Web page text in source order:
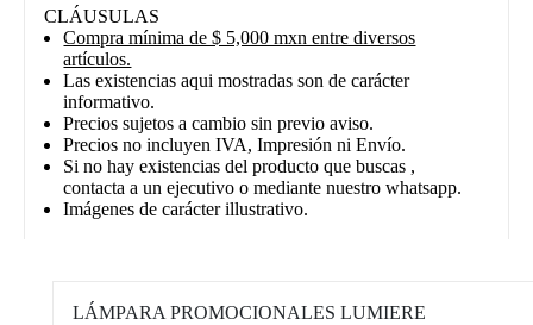
CLÁUSULAS
Compra mínima de $ 5,000 mxn entre diversos
artículos.
Las existencias aqui mostradas son de carácter
informativo.
Precios sujetos a cambio sin previo aviso.
Precios no incluyen IVA, Impresión ni Envío.
Si no hay existencias del producto que buscas ,
contacta a un ejecutivo o mediante nuestro whatsapp.
Imágenes de carácter illustrativo.
LÁMPARA PROMOCIONALES LUMIERE